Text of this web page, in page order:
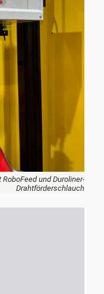
und Duroliner-
Drahtförderschlauch